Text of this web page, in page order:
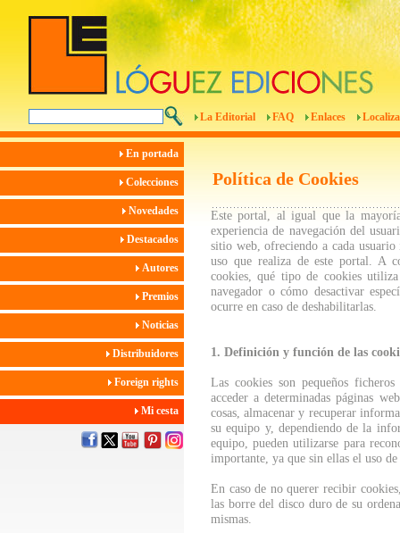
La Editorial FAQ Enlaces
En portada
Colecciones
Novedades
Destacados
Autores
Premios
Noticias
Distribuidores
Foreign rights
Mi cesta
Política de Cookies
Este portal, al igual que la
experiencia de navegación del
sitio web, ofreciendo a cada
uso que realiza de este portal. A
cookies, qué tipo de cookies
navegador o cómo desactivar
ocurre en caso de deshabilitarlas.
1. Definición y función de las
Las cookies son pequeños
acceder a determinadas páginas
cosas, almacenar y recuperar
su equipo y, dependiendo de la
equipo, pueden utilizarse para
importante, ya que sin ellas el uso
En caso de no querer recibir
las borre del disco duro de su
mismas.